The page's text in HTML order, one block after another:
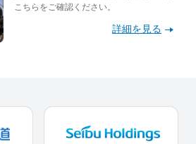
こちらをご確認ください。
詳細を見る